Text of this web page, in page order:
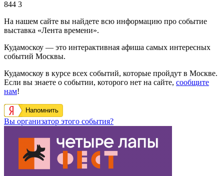
844 3
На нашем сайте вы найдете всю информацию про событие
выставка «Лента времени».
Кудамоскоу — это интерактивная афиша самых интересных
событий Москвы.
Кудамоскоу в курсе всех событий, которые пройдут в Москве.
Если вы знаете о событии, которого нет на сайте, сообщите
нам!
Напомнить
Вы организатор этого события?